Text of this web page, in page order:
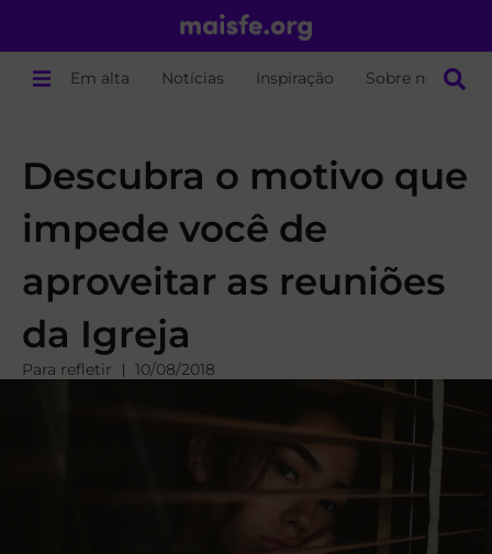
Em alta Notícias Inspiração Sobre nós
Descubra o motivo que
impede você de
aproveitar as reuniões
da Igreja
Para refletir 10/08/2018